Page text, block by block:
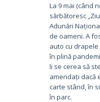
La 9 mai (când
sărbătoresc
Adunări
de oameni. A
auto cu drapele
în plină
li se cerea să
amendați dacă
carte stând, în
în parc.